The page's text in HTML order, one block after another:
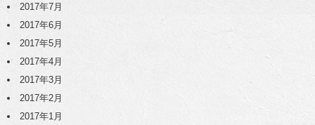
2017年7月
2017年6月
2017年5月
2017年4月
2017年3月
2017年2月
2017年1月